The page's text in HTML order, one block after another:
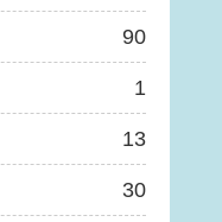
90
1
13
30